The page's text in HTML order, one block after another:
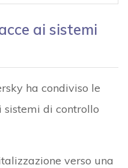
ai sistemi
ha condiviso le
sistemi di controllo
verso una